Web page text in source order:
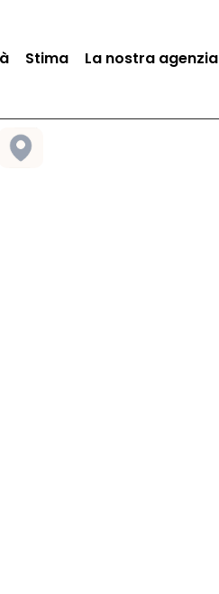
Stima La nostra agenzia